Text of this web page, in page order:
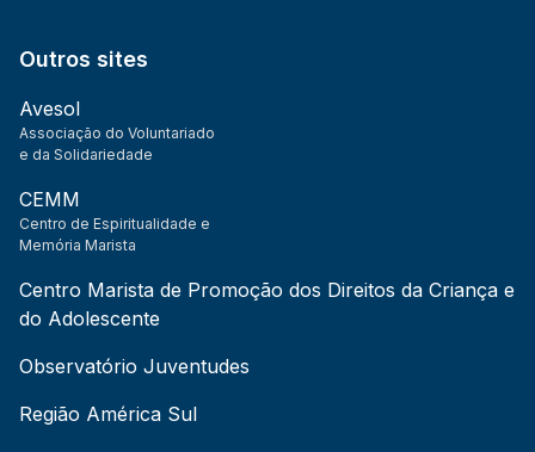
Outros sites
Avesol
Associação do Voluntariado
e da Solidariedade
CEMM
Centro de Espiritualidade e
Memória Marista
Centro Marista de Promoção dos Direitos da Criança e
do Adolescente
Observatório Juventudes
Região América Sul